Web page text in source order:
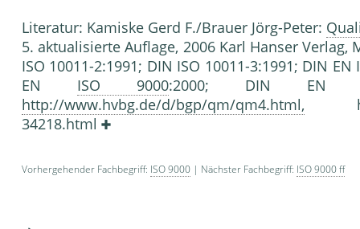
Literatur: Kamiske Gerd F./Brauer Jörg-Peter:
5. aktualisierte Auflage, 2006 Karl Hanser Verlag,
ISO 10011-2:1991; DIN ISO 10011-3:1991; DIN
EN ISO 9000:2000; DIN EN
http://www.hvbg.de/d/bgp/qm/qm4.html,
34218.html
Vorhergehender Fachbegriff: ISO 9000 | Nächster Fachbegriff: ISO 9000 ff